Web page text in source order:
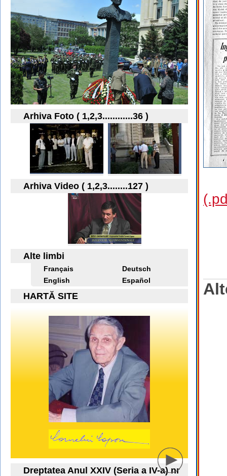
Arhiva Foto ( 1,2,3............36 )
Arhiva Video ( 1,2,3........127 )
Alte limbi
Français
Deutsch
English
Español
HARTĂ SITE
Dreptatea Anul XXIV (Seria a IV-a) nr